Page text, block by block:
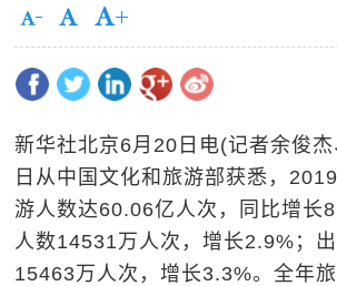
新华社北京6月20日电(记者余俊
日从中国文化和旅游部获悉，
游人数达60.06亿人次，同比增长
人数14531万人次，增长2.9%；
15463万人次，增长3.3%。全年